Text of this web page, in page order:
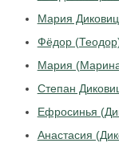
Мария
Фёдор
Мария
Степан
Ефросинья
Анастасия